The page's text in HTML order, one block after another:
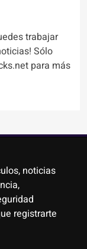
trabajar
Sólo
para más
noticias
registrarte